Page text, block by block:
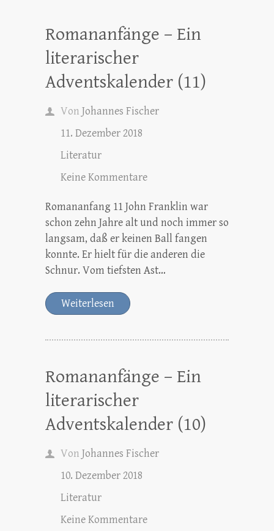
Romananfänge – Ein
literarischer
Adventskalender (11)
Von Johannes Fischer
11. Dezember 2018
Literatur
Keine Kommentare
Romananfang 11 John Franklin war
schon zehn Jahre alt und noch immer so
langsam, daß er keinen Ball fangen
konnte. Er hielt für die anderen die
Schnur. Vom tiefsten Ast…
Weiterlesen
Romananfänge – Ein
literarischer
Adventskalender (10)
Von Johannes Fischer
10. Dezember 2018
Literatur
Keine Kommentare